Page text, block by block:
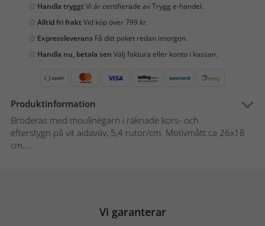
Handla tryggtVi är certifierade av Trygg e-handel.
Alltid fri fraktVid köp över 799 kr.
Expressleverans Få ditt paket redan imorgon.
Handla nu, betala sen Välj faktura eller konto i kassan.
Produktinformation
Broderas med moulinégarn i räknade kors- och
efterstygn på vit aidaväv, 5,4 rutor/cm. Motivmått ca 26x18
cm....
Vi garanterar